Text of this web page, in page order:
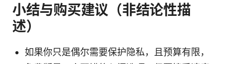
小结与购买建议（非结论性描
述）
如果你只是偶尔需要保护隐私，且预算有限，